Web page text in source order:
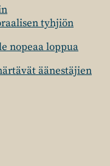
tyhjiön
nopeaa loppua
äänestäjien